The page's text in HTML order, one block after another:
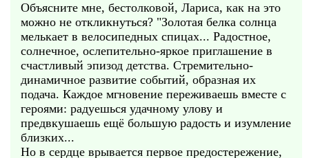
Объясните мне, бестолковой, Лариса, как на это
можно не откликнуться? "Золотая белка солнца
мелькает в велосипедных спицах... Радостное,
солнечное, ослепительно-яркое приглашение в
счастливый эпизод детства. Стремительно-
динамичное развитие событий, образная их
подача. Каждое мгновение переживаешь вместе с
героями: радуешься удачному улову и
предвкушаешь ещё большую радость и изумление
близких...
Но в сердце врывается первое предостережение,